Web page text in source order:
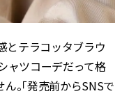
とテラコッタブラウ
ャツコーデだって格
。「発売前からSNSで